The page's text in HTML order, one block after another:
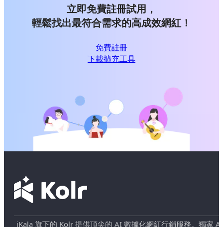
立即免費註冊試用，
輕鬆找出最符合需求的高成效網紅！
免費註冊
下載擴充工具
iKala 旗下的 Kolr 提供頂尖的 AI 數據化網紅行銷服務。獨家 AI